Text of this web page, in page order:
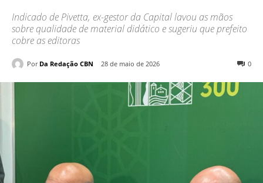
Indicado de Pivetta, ex-gestor da Capital lavou as mãos
sobre qualidade de material didático e sugeriu que prefeito
cobre as editoras
Por Da Redação CBN 28 de maio de 2026 0